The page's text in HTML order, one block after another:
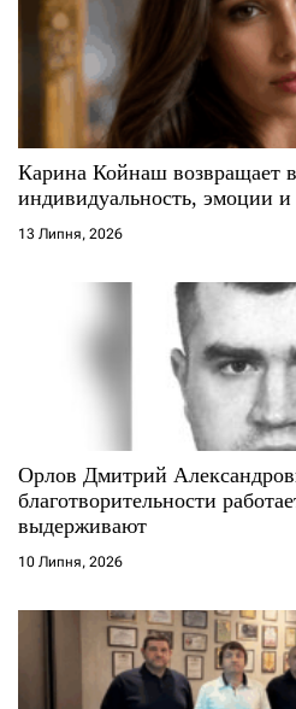
Карина Койнаш возвращает
индивидуальность, эмоции и
13 Липня, 2026
Орлов Дмитрий
благотворительности
выдерживают
10 Липня, 2026